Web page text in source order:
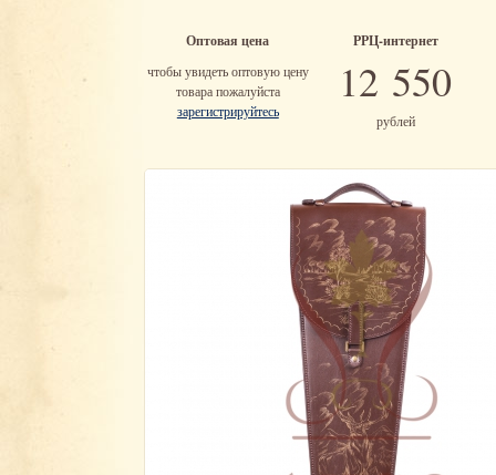
Оптовая цена
чтобы увидеть оптовую цену
товара пожалуйста
зарегистрируйтесь
РРЦ-интернет
12 550
рублей